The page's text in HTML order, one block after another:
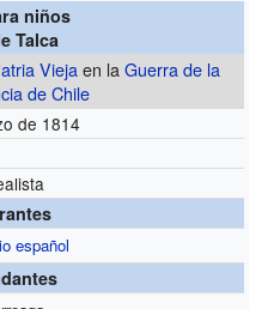
niños
Talca
Viejaen laGuerra de la
de Chile
de 1814
español